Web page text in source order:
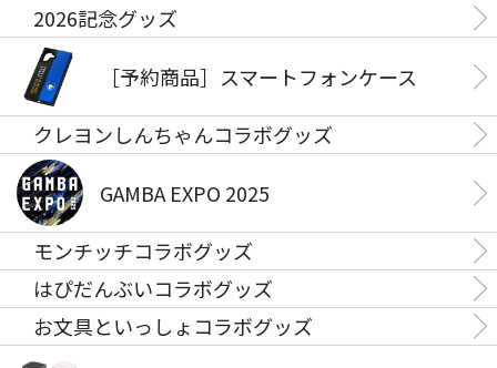
2026記念グッズ
［予約商品］スマートフォンケース
クレヨンしんちゃんコラボグッズ
GAMBA EXPO 2025
モンチッチコラボグッズ
はぴだんぶいコラボグッズ
お文具といっしょコラボグッズ